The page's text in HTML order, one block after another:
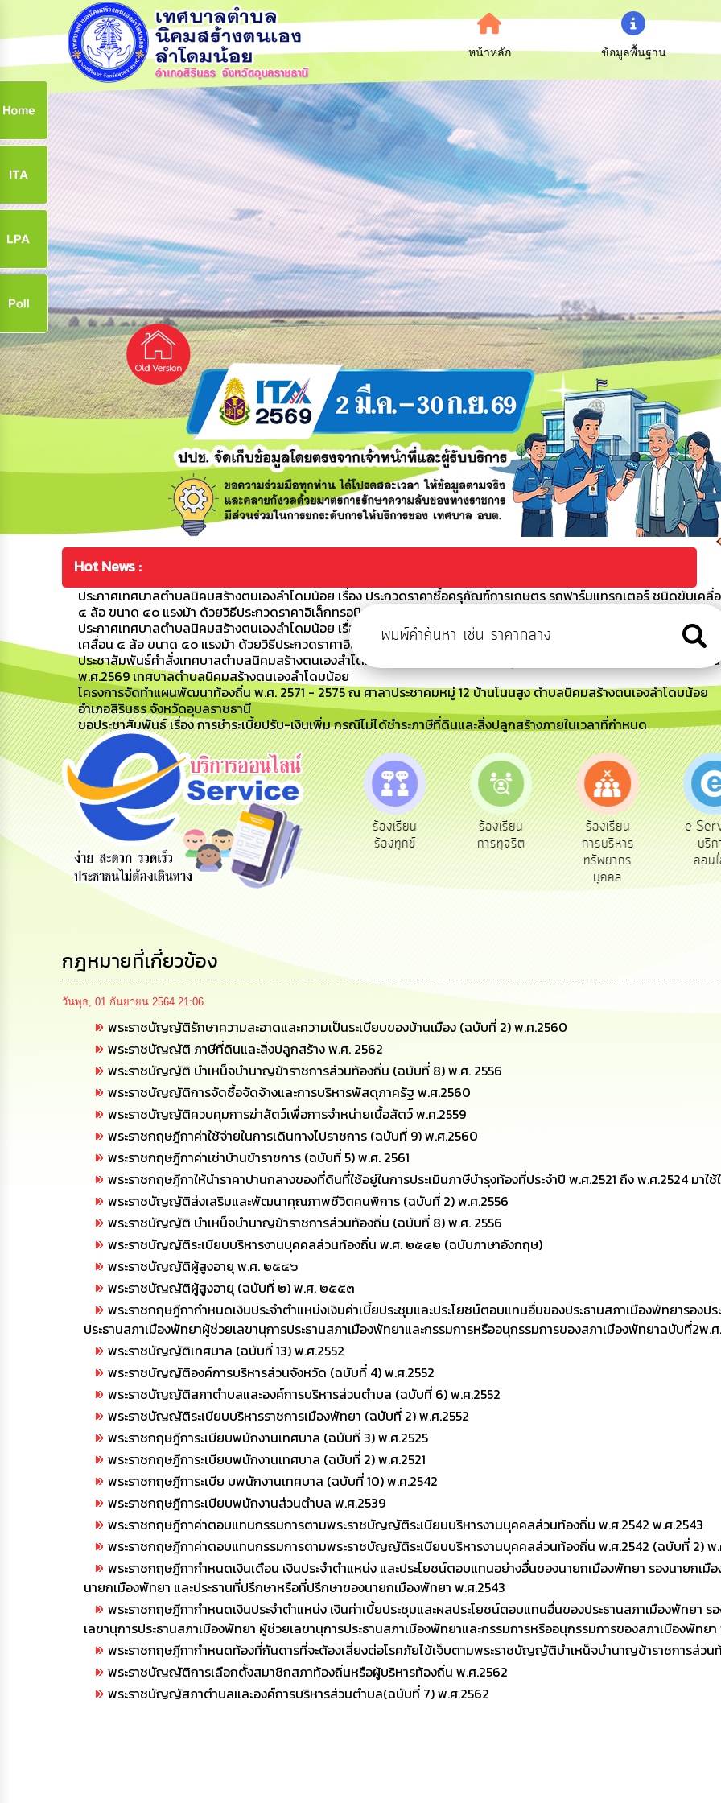
หน้าหลัก ข้อมูลพื้นฐาน
Hot News :
ประกาศเทศบาลตำบลนิคมสร้างตนเองลำโดมน้อย เรื่อง ประกวดราคาซื้อครุภัณฑ์การเกษตร รถฟาร์มแทรกเตอร์ ชนิดขับเคลื่
๔ ล้อ ขนาด ๔๐ แรงม้า ด้วยวิธีประกวดราคาอิเล็กทรอนิกส์ (e-bidding)
ประกาศเทศบาลตำบลนิคมสร้างตนเองลำโดมน้อย เรื่อง ประกวศราคากลางซื้อครุภัณฑ์การเกษตร รถฟาร์มแทรกเตอร์ ชนิดขับ
เคลื่อน ๔ ล้อ ขนาด ๔๐ แรงม้า ด้วยวิธีประกวดราคาอิเล็กทรอนิกส์ (e-bidding)
ประชาสัมพันธ์คำสั่งเทศบาลตำบลนิคมสร้างตนเองลำโดมน้อย ที่ 263/2569 เรื่อง อนุมัติให้ใช้จ่ายเงินสะสมประจำปีงบประมาณ
พ.ศ.2569 เทศบาลตำบลนิคมสร้างตนเองลำโดมน้อย
โครงการจัดทำแผนพัฒนาท้องถิ่น พ.ศ. 2571 - 2575 ณ ศาลาประชาคมหมู่ 12 บ้านโนนสูง ตำบลนิคมสร้างตนเองลำโดมน้อย
อำเภอสิรินธร จังหวัดอุบลราชธานี
ขอประชาสัมพันธ์ เรื่อง การชำระเบี้ยปรับ-เงินเพิ่ม กรณีไม่ได้ชำระภาษีที่ดินและสิ่งปลูกสร้างภายในเวลาที่กำหนด
ข้อมูลการ
สายด่วนผู้
บริหาร
รับฟังความ
คิดเห็น
ประชาชน
ร้องเรียน
ร้องทุกข์
ร้องเรียน
การทุจริต
ร้องเรียน
การบริหาร
ทรัพยากร
บุคคล
e-
บริ
ออน
กฎหมายที่เกี่ยวข้อง
วันพุธ, 01 กันยายน 2564 21:06
พระราชบัญญัติรักษาความสะอาดและความเป็นระเบียบของบ้านเมือง (ฉบับที่ 2) พ.ศ.2560
พระราชบัญญัติ ภาษีที่ดินและสิ่งปลูกสร้าง พ.ศ. 2562
พระราชบัญญัติ บำเหน็จบำนาญข้าราชการส่วนท้องถิ่น (ฉบับที่ 8) พ.ศ. 2556
พระราชบัญญัติการจัดซื้อจัดจ้างและการบริหารพัสดุภาครัฐ พ.ศ.2560
พระราชบัญญัติควบคุมการฆ่าสัตว์เพื่อการจำหน่ายเนื้อสัตว์ พ.ศ.2559
พระราชกฤษฎีกาค่าใช้จ่ายในการเดินทางไปราชการ (ฉบับที่ 9) พ.ศ.2560
พระราชกฤษฎีกาค่าเช่าบ้านข้าราชการ (ฉบับที่ 5) พ.ศ. 2561
พระราชกฤษฎีกาให้นำราคาปานกลางของที่ดินที่ใช้อยู่ในการประเมินภาษีบำรุงท้องที่ประจำปี พ.ศ.2521 ถึง พ.ศ.2524 มาใ
พระราชบัญญัติส่งเสริมและพัฒนาคุณภาพชีวิตคนพิการ (ฉบับที่ 2) พ.ศ.2556
พระราชบัญญัติ บำเหน็จบำนาญข้าราชการส่วนท้องถิ่น (ฉบับที่ 8) พ.ศ. 2556
พระราชบัญญัติระเบียบบริหารงานบุคคลส่วนท้องถิ่น พ.ศ. ๒๕๔๒ (ฉบับภาษาอังกฤษ)
พระราชบัญญัติผู้สูงอายุ พ.ศ. ๒๕๔๖
พระราชบัญญัติผู้สูงอายุ (ฉบับที่ ๒) พ.ศ. ๒๕๕๓
พระราชกฤษฎีกากำหนดเงินประจำตำแหน่งเงินค่าเบี้ยประชุมและประโยชน์ตอบแทนอื่นของประธานสภาเมืองพัทยารอง
ประธานสภาเมืองพัทยาผู้ช่วยเลขานุการประธานสภาเมืองพัทยาและกรรมการหรืออนุกรรมการของสภาเมืองพัทยาฉบับที่2พ.
พระราชบัญญัติเทศบาล (ฉบับที่ 13) พ.ศ.2552
พระราชบัญญัติองค์การบริหารส่วนจังหวัด (ฉบับที่ 4) พ.ศ.2552
พระราชบัญญัติสภาตำบลและองค์การบริหารส่วนตำบล (ฉบับที่ 6) พ.ศ.2552
พระราชบัญญัติระเบียบบริหารราชการเมืองพัทยา (ฉบับที่ 2) พ.ศ.2552
พระราชกฤษฎีการะเบียบพนักงานเทศบาล (ฉบับที่ 3) พ.ศ.2525
พระราชกฤษฎีการะเบียบพนักงานเทศบาล (ฉบับที่ 2) พ.ศ.2521
พระราชกฤษฎีการะเบีย บพนักงานเทศบาล (ฉบับที่ 10) พ.ศ.2542
พระราชกฤษฎีการะเบียบพนักงานส่วนตำบล พ.ศ.2539
พระราชกฤษฎีกาค่าตอบแทนกรรมการตามพระราชบัญญัติระเบียบบริหารงานบุคคลส่วนท้องถิ่น พ.ศ.2542 พ.ศ.2543
พระราชกฤษฎีกาค่าตอบแทนกรรมการตามพระราชบัญญัติระเบียบบริหารงานบุคคลส่วนท้องถิ่น พ.ศ.2542 (ฉบับที่ 2) พ
พระราชกฤษฎีกากำหนดเงินเดือน เงินประจำตำแหน่ง และประโยชน์ตอบแทนอย่างอื่นของนายกเมืองพัทยา รองนายกเ
นายกเมืองพัทยา และประธานที่ปรึกษาหรือที่ปรึกษาของนายกเมืองพัทยา พ.ศ.2543
พระราชกฤษฎีกากำหนดเงินประจำตำแหน่ง เงินค่าเบี้ยประชุมและผลประโยชน์ตอบแทนอื่นของประธานสภาเมืองพัทยา
เลขานุการประธานสภาเมืองพัทยา ผู้ช่วยเลขานุการประธานสภาเมืองพัทยาและกรรมการหรืออนุกรรมการของสภาเมืองพัทย
พระราชกฤษฎีกากำหนดท้องที่กันดารที่จะต้องเสี่ยงต่อโรคภัยไข้เจ็บตามพระราชบัญญัติบำเหน็จบำนาญข้าราชการส่ว
พระราชบัญญัติการเลือกตั้งสมาชิกสภาท้องถิ่นหรือผู้บริหารท้องถิ่น พ.ศ.2562
พระราชบัญญัสภาตำบลและองค์การบริหารส่วนตำบล(ฉบับที่ 7) พ.ศ.2562